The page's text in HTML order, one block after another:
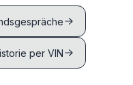
per VIN